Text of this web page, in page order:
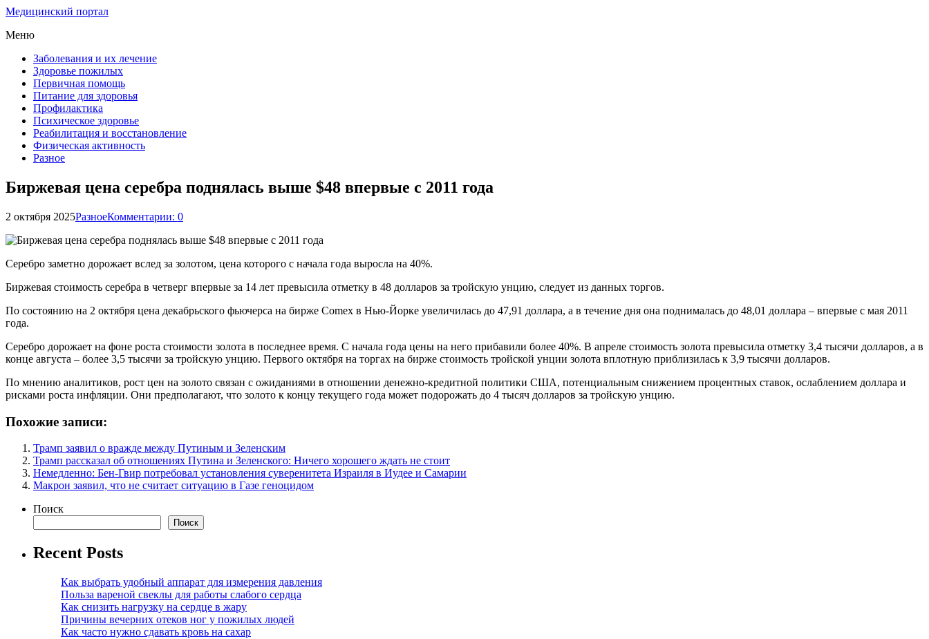
Медицинский портал
Меню
Заболевания и их лечение
Здоровье пожилых
Первичная помощь
Питание для здоровья
Профилактика
Психическое здоровье
Реабилитация и восстановление
Физическая активность
Разное
Биржевая цена серебра поднялась выше $48 впервые с 2011 года
2 октября 2025РазноеКомментарии: 0
Серебро заметно дорожает вслед за золотом, цена которого с начала года выросла на 40%.
Биржевая стоимость серебра в четверг впервые за 14 лет превысила отметку в 48 долларов за тройскую унцию, следует из данных торгов.
По состоянию на 2 октября цена декабрьского фьючерса на бирже Comex в Нью-Йорке увеличилась до 47,91 доллара, а в течение дня она поднималась до 48,01 доллара – впервые с мая 2011
года.
Серебро дорожает на фоне роста стоимости золота в последнее время. С начала года цены на него прибавили более 40%. В апреле стоимость золота превысила отметку 3,4 тысячи долларов, а в
конце августа – более 3,5 тысячи за тройскую унцию. Первого октября на торгах на бирже стоимость тройской унции золота вплотную приблизилась к 3,9 тысячи долларов.
По мнению аналитиков, рост цен на золото связан с ожиданиями в отношении денежно-кредитной политики США, потенциальным снижением процентных ставок, ослаблением доллара и
рисками роста инфляции. Они предполагают, что золото к концу текущего года может подорожать до 4 тысяч долларов за тройскую унцию.
Похожие записи:
Трамп заявил о вражде между Путиным и Зеленским
Трамп рассказал об отношениях Путина и Зеленского: Ничего хорошего ждать не стоит
Немедленно: Бен-Гвир потребовал установления суверенитета Израиля в Иудее и Самарии
Макрон заявил, что не считает ситуацию в Газе геноцидом
Поиск
Поиск
Recent Posts
Как выбрать удобный аппарат для измерения давления
Польза вареной свеклы для работы слабого сердца
Как снизить нагрузку на сердце в жару
Причины вечерних отеков ног у пожилых людей
Как часто нужно сдавать кровь на сахар